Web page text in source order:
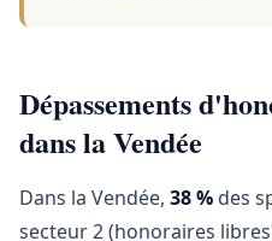
Dépassements
dans la Vendée
Dans la Vendée, 38 % des
secteur 2 (honoraires